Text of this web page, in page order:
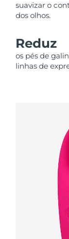
suavizar o
dos olhos.
Reduz
os pés de
linhas de
Noruega
Filipinas
Arábia Saudita